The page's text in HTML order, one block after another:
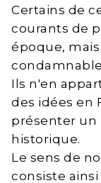
Certains de
courants de
époque,
Ils n'en
des idées en
présenter un
historique.
Le sens de
consiste